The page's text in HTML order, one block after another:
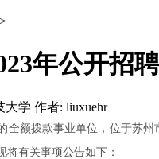
>
年公开招
大学 作者: liuxuehr
全额拨款事业单位，位于苏
有关事项公告如下：